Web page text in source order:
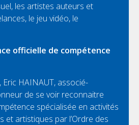
les artistes auteurs et
le jeu vidéo, le
officielle de compétence
Eric HAINAUT, associé-
de se voir reconnaitre
spécialisée en activités
et artistiques par l’Ordre des